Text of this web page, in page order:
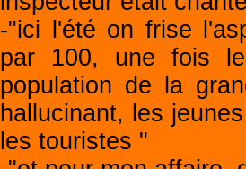
-"ici l'été on frise
par 100, une fois
population de la
hallucinant, les
les touristes "